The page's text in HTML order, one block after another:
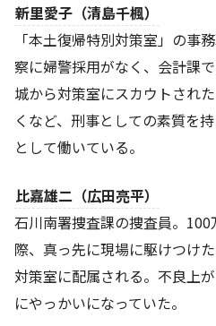
新里愛子（清島千楓）
「本土復帰特別対策室」の事
察に婦警採用がなく、会計課
城から対策室にスカウトされ
くなど、刑事としての素質を
として働いている。
比嘉雄二（広田亮平）
石川南署捜査課の捜査員。
際、真っ先に現場に駆けつけ
対策室に配属される。不良上
にやっかいになっていた。